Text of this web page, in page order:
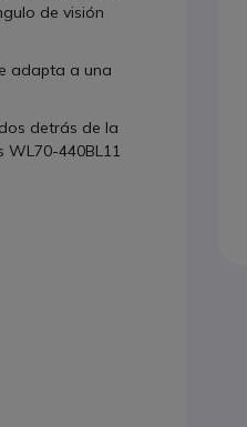
de visión
adapta a una
detrás de la
440BL11